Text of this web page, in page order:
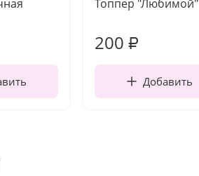
Топпер "Любимой"
200 ₽
Добавить